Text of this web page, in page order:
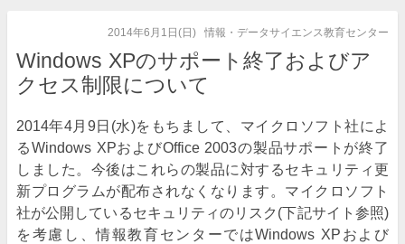
2014年6月1日(日) 情報・データサイエンス教育センター
Windows XPのサポート終了およびア
クセス制限について
2014年4月9日(水)をもちまして、マイクロソフト社によ
るWindows XPおよびOffice 2003の製品サポートが終了
しました。今後はこれらの製品に対するセキュリティ更
新プログラムが配布されなくなります。マイクロソフト
社が公開しているセキュリティのリスク(下記サイト参照)
を考慮し、情報教育センターではWindows XPおよび